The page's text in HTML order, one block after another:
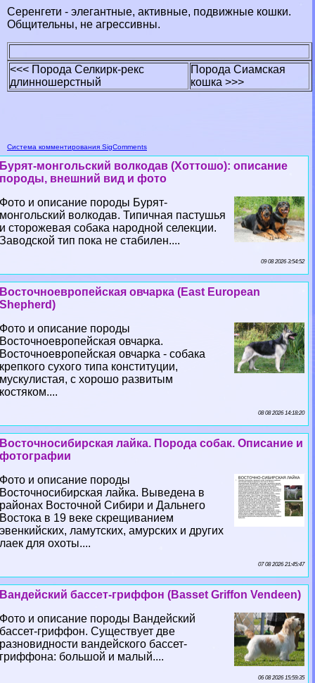
Серенгети - элегантные, активные, подвижные кошки.
Общительны, не агрессивны.
<<< Порода Селкирк-рекс
длинношерстный
Порода Сиамская
кошка >>>
Система комментирования SigComments
Бурят-монгольский волкодав (Хоттошо): описание
породы, внешний вид и фото
Фото и описание породы Бурят-
монгольский волкодав. Типичная пастушья
и сторожевая собака народной селекции.
Заводской тип пока не стабилен....
09 08 2026 3:54:52
Восточноевропейская овчарка (East European
Shepherd)
Фото и описание породы
Восточноевропейская овчарка.
Восточноевропейская овчарка - собака
крепкого сухого типа конституции,
мускулистая, с хорошо развитым
костяком....
08 08 2026 14:18:20
Восточносибирская лайка. Порода собак. Описание и
фотографии
Фото и описание породы
Восточносибирская лайка. Выведена в
районах Восточной Сибири и Дальнего
Востока в 19 веке скрещиванием
эвенкийских, ламутских, амурских и других
лаек для охоты....
07 08 2026 21:45:47
Вандейский бассет-гриффон (Basset Griffon Vendeen)
Фото и описание породы Вандейский
бассет-гриффон. Существует две
разновидности вандейского бассет-
гриффона: большой и малый....
06 08 2026 15:59:35